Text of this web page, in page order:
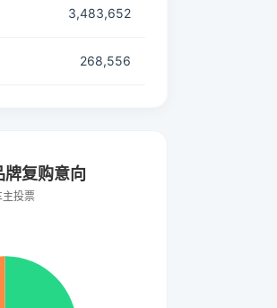
3,483,652
268,556